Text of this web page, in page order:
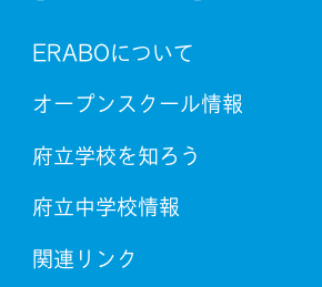
ERABOについて
オープンスクール情報
府立学校を知ろう
府立中学校情報
関連リンク